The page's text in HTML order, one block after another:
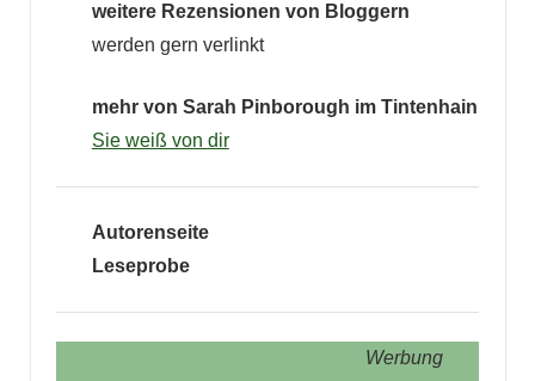
weitere Rezensionen von Bloggern
werden gern verlinkt
mehr von Sarah Pinborough im Tintenhain
Sie weiß von dir
Autorenseite
Leseprobe
Werbung